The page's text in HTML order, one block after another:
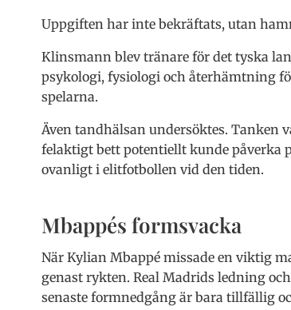
Uppgiften har inte bekräftats, utan
Klinsmann blev tränare för det tyska
psykologi, fysiologi och återhämtning
spelarna.
Även tandhälsan undersöktes.
felaktigt bett potentiellt kunde påverka
ovanligt i elitfotbollen vid den tiden.
Mbappés formsvacka
När Kylian Mbappé missade en viktig
genast rykten. Real Madrids ledning
senaste formnedgång är bara tillfällig